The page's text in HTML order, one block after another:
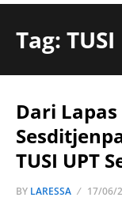
Tag: TUSI
Dari
TUSI UPT
BY LARESSA 17/06/